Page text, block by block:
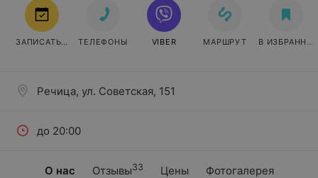
О нас Отзывы33 Цены Фотогалерея
Речица, ул. Советская, 151
до 20:00
ЗАПИСАТЬСЯ ТЕЛЕФОНЫ VIBER МАРШРУТ В ИЗБРАННОЕ